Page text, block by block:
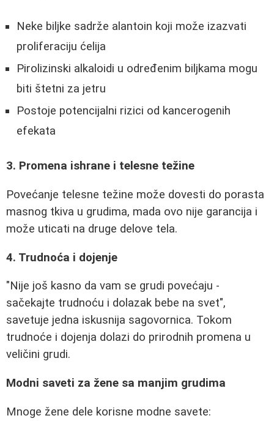
Neke biljke sadrže alantoin koji može izazvati
proliferaciju ćelija
Pirolizinski alkaloidi u određenim biljkama mogu
biti štetni za jetru
Postoje potencijalni rizici od kancerogenih
efekata
3. Promena ishrane i telesne težine
Povećanje telesne težine može dovesti do porasta
masnog tkiva u grudima, mada ovo nije garancija i
može uticati na druge delove tela.
4. Trudnoća i dojenje
"Nije još kasno da vam se grudi povećaju -
sačekajte trudnoću i dolazak bebe na svet",
savetuje jedna iskusnija sagovornica. Tokom
trudnoće i dojenja dolazi do prirodnih promena u
veličini grudi.
Modni saveti za žene sa manjim grudima
Mnoge žene dele korisne modne savete: